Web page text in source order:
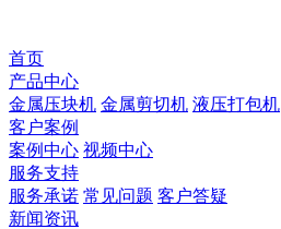
首页
产品中心
金属压块机 金属剪切机 液压打包机
客户案例
案例中心 视频中心
服务支持
服务承诺 常见问题 客户答疑
新闻资讯